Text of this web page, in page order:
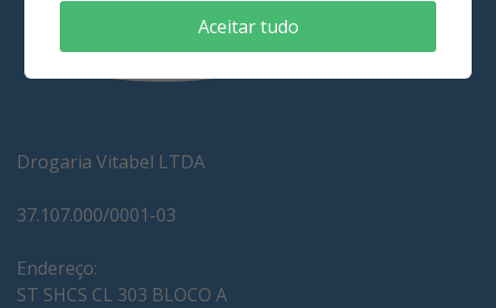
Drogaria Vitabel LTDA
37.107.000/0001-03
Endereço:
ST SHCS CL 303 BLOCO A
Aceitar tudo